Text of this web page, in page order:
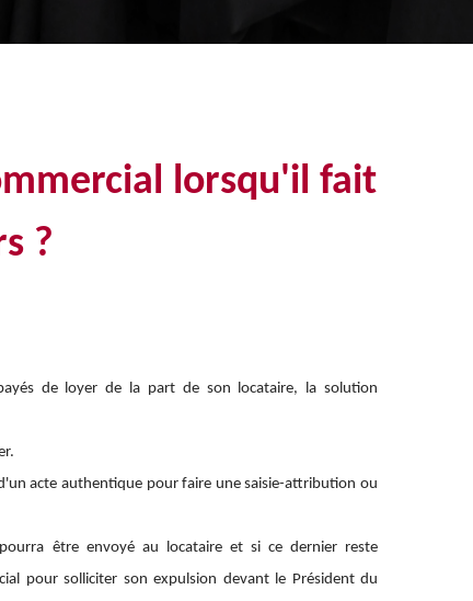
lorsqu'il fait
?
de loyer de la part de son locataire, la solution
acte authentique pour faire une saisie-attribution ou
être envoyé au locataire et si ce dernier reste
pour solliciter son expulsion devant le Président du